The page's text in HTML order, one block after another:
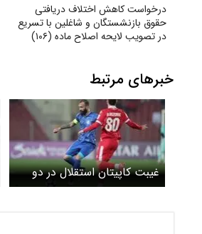
درخواست کاهش اختلاف دریافتی
حقوق بازنشستگان و شاغلین با تسریع
در تصویب لایحه اصلاح ماده (۱۰۶)
خبرهای مرتبط
غیبت کاپیتان استقلال در دو
مسابقه به دلیل مصدومیت